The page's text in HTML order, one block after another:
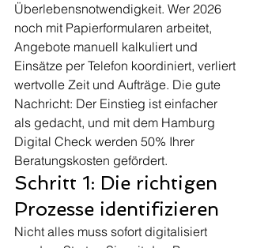
Überlebensnotwendigkeit. Wer 2026
noch mit Papierformularen arbeitet,
Angebote manuell kalkuliert und
Einsätze per Telefon koordiniert, verliert
wertvolle Zeit und Aufträge. Die gute
Nachricht: Der Einstieg ist einfacher
als gedacht, und mit dem Hamburg
Digital Check werden 50% Ihrer
Beratungskosten gefördert.
Schritt 1: Die richtigen
Prozesse identifizieren
Nicht alles muss sofort digitalisiert